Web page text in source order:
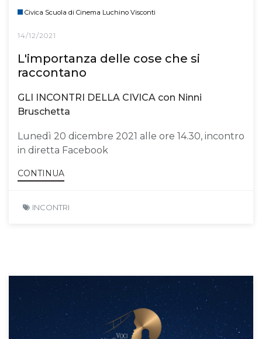
Civica Scuola di Cinema Luchino Visconti
14/12/2021
L'importanza delle cose che si
raccontano
GLI INCONTRI DELLA CIVICA con Ninni
Bruschetta
Lunedì 20 dicembre 2021 alle ore 14.30, incontro
in diretta Facebook
CONTINUA
INCONTRI